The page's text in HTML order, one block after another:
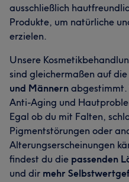
ausschließlich
Produkte, um natürliche
erzielen.
Unsere
sind gleichermaßen auf die
und Männern abgestimmt.
Anti-Aging und
Egal ob du mit Falten,
Pigmentstörungen oder
Alterungserscheinungen
findest du die passenden
und dir mehr